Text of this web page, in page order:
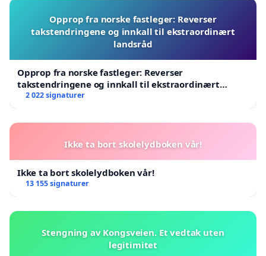
Opprop fra norske fastleger: Reverser
takstendringene og innkall til ekstraordinært
landsråd
Opprop fra norske fastleger: Reverser
takstendringene og innkall til ekstraordinært
landsråd
2 022 signaturer
Ikke ta bort skolelydboken vår!
Ikke ta bort skolelydboken vår!
13 155 signaturer
Stengning av Kongsveien. Et vedtak uten
legitimitet